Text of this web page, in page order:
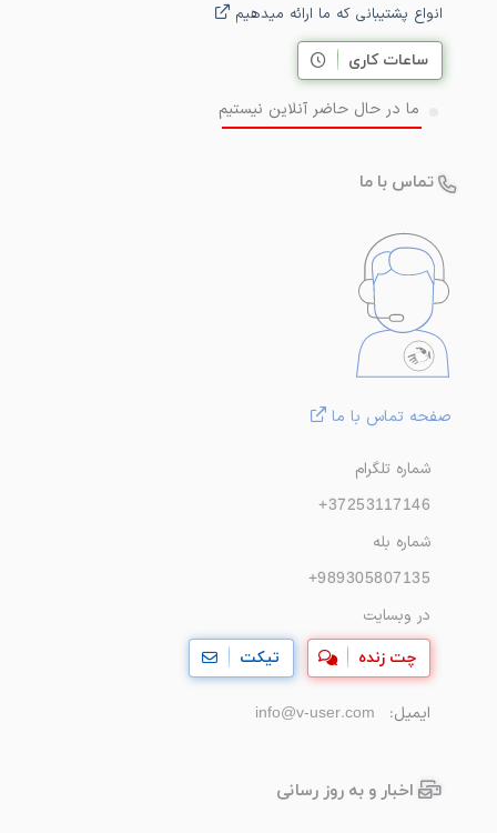
انواع پشتیبانی که ما ارائه میدهیم
ساعات کاری
ما در حال حاضر آنلاین نیستیم
تماس با ما
صفحه تماس با ما
شماره تلگرام
+37253117146
شماره بله
+989305807135
در وبسایت
چت زنده تیکت
ایمیل: info@v-user.com
اخبار و به روز رسانی